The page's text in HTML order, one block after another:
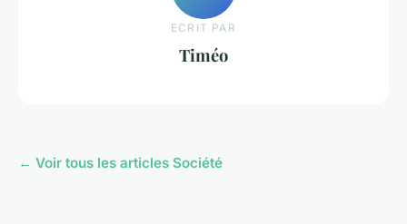
ECRIT PAR
Timéo
← Voir tous les articles Société